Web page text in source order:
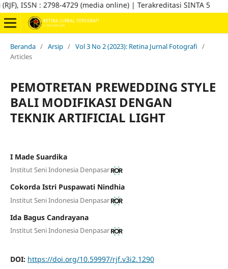
: 2798-4729 (media online) | Terakreditasi SINTA 5
Beranda / Arsip / Vol 3 No 2 (2023): Retina Jurnal Fotografi /
Articles
PEMOTRETAN PREWEDDING STYLE
BALI MODIFIKASI DENGAN
TEKNIK ARTIFICIAL LIGHT
I Made Suardika
Institut Seni Indonesia Denpasar
Cokorda Istri Puspawati Nindhia
Institut Seni Indonesia Denpasar
Ida Bagus Candrayana
Institut Seni Indonesia Denpasar
DOI: https://doi.org/10.59997/rjf.v3i2.1290